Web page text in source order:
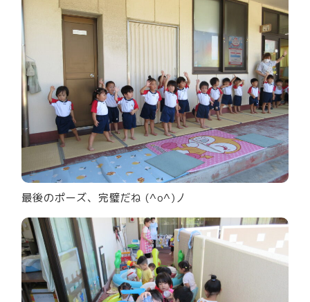
最後のポーズ、完璧だね (^o^)丿